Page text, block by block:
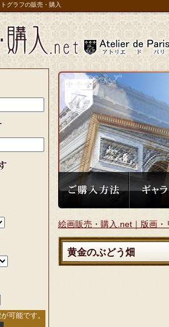
グラフの販売・購入
絵画販売・購入.net｜版画・
黄金のぶどう畑
可能です。